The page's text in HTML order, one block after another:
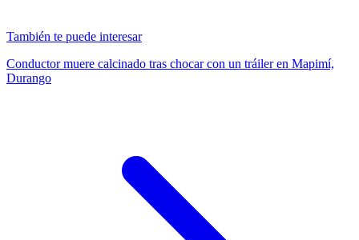
También te puede interesar
Conductor muere calcinado tras chocar con un tráiler en Mapimí,
Durango